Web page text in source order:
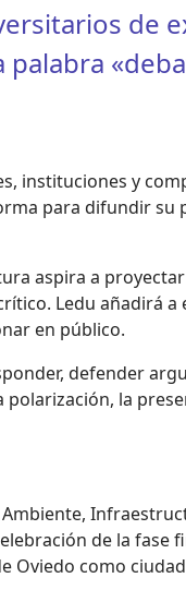
de
instituciones y
para difundir
aspira a
Ledu añadirá a
en público.
defender
la
de la fase
Oviedo como